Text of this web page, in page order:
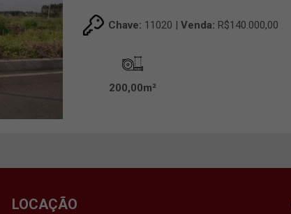
Chave: 11020 |Venda: R$140.000,00
200,00m²
LOCAÇÃO